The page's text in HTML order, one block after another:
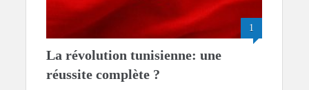
1
La révolution tunisienne: une
réussite complète ?